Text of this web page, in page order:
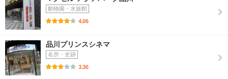
動物園・水族館
4.06
品川プリンスシネマ
名所・史跡
3.36